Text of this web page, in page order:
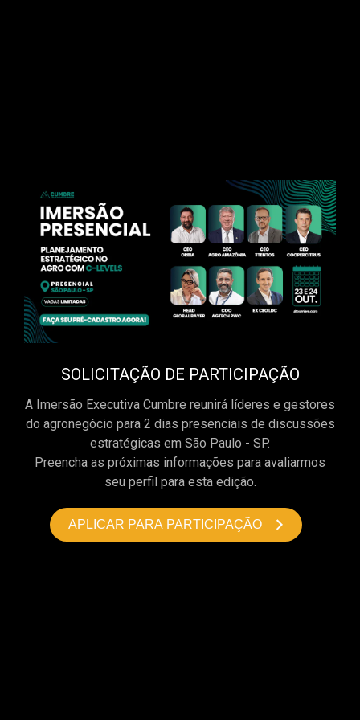
SOLICITAÇÃO DE PARTICIPAÇÃO
A Imersão Executiva Cumbre reunirá líderes e gestores
do agronegócio para 2 dias presenciais de discussões
estratégicas em São Paulo - SP.
Preencha as próximas informações para avaliarmos
seu perfil para esta edição.
APLICAR PARA PARTICIPAÇÃO